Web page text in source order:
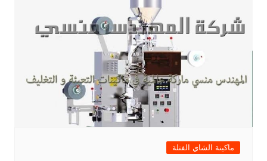
ماكينة الشاي الفتلة